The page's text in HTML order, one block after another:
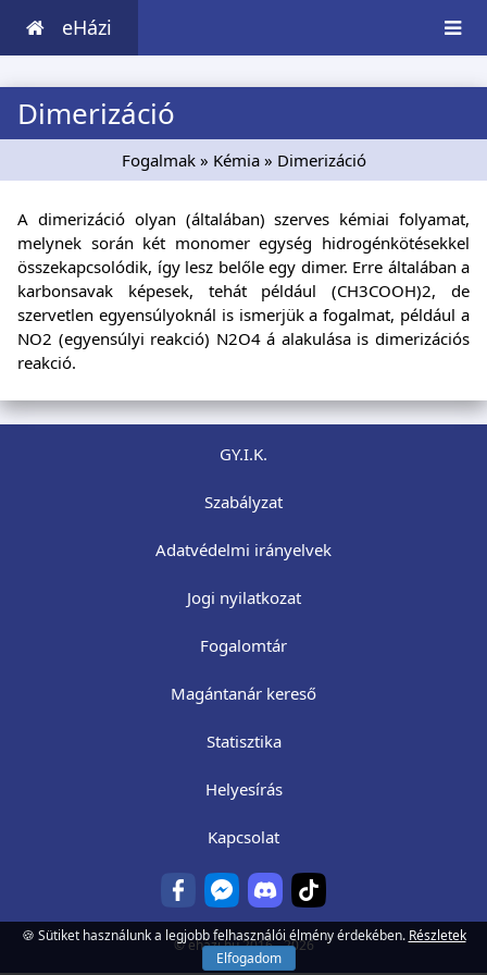
eHázi
Dimerizáció
Fogalmak » Kémia » Dimerizáció
A dimerizáció olyan (általában) szerves kémiai folyamat,
melynek során két monomer egység hidrogénkötésekkel
összekapcsolódik, így lesz belőle egy dimer. Erre általában a
karbonsavak képesek, tehát például (CH3COOH)2, de
szervetlen egyensúlyoknál is ismerjük a fogalmat, például a
NO2 (egyensúlyi reakció) N2O4 á alakulása is dimerizációs
reakció.
GY.I.K.
Szabályzat
Adatvédelmi irányelvek
Jogi nyilatkozat
Fogalomtár
Magántanár kereső
Statisztika
Helyesírás
Kapcsolat
©ehazi.hu2016 - 2026
🍪 Sütiket használunk a legjobb felhasználói élmény érdekében. Részletek
Elfogadom